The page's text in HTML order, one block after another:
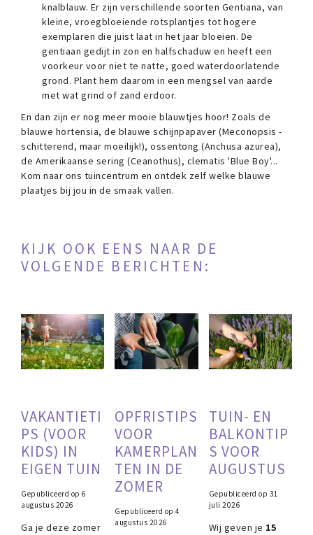
knalblauw. Er zijn verschillende soorten Gentiana, van
kleine, vroegbloeiende rotsplantjes tot hogere
exemplaren die juist laat in het jaar bloeien. De
gentiaan gedijt in zon en halfschaduw en heeft een
voorkeur voor niet te natte, goed waterdoorlatende
grond. Plant hem daarom in een mengsel van aarde
met wat grind of zand erdoor.
En dan zijn er nog meer mooie blauwtjes hoor! Zoals de
blauwe hortensia, de blauwe schijnpapaver (Meconopsis -
schitterend, maar moeilijk!), ossentong (Anchusa azurea),
de Amerikaanse sering (Ceanothus), clematis 'Blue Boy'...
Kom naar ons tuincentrum en ontdek zelf welke blauwe
plaatjes bij jou in de smaak vallen.
KIJK OOK EENS NAAR DE
VOLGENDE BERICHTEN:
VAKANTIETI
PS (VOOR
KIDS) IN
EIGEN TUIN
Gepubliceerd op 6
augustus 2026
Ga je deze zomer
OPFRISTIPS
VOOR
KAMERPLAN
TEN IN DE
ZOMER
Gepubliceerd op4
augustus 2026
TUIN- EN
BALKONTIP
S VOOR
AUGUSTUS
Gepubliceerd op 31
juli 2026
Wij geven je 15